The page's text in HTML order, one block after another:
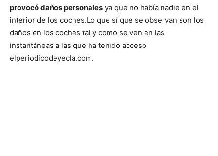
provocó daños personales ya que no había nadie en el
interior de los coches.Lo que sí que se observan son los
daños en los coches tal y como se ven en las
instantáneas a las que ha tenido acceso
elperiodicodeyecla.com.